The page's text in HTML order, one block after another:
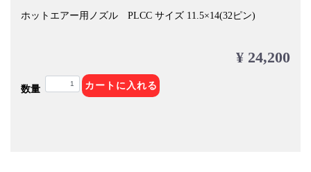
ホットエアー用ノズル PLCC サイズ 11.5×14(32ピン)
¥ 24,200
数量 カートに入れる